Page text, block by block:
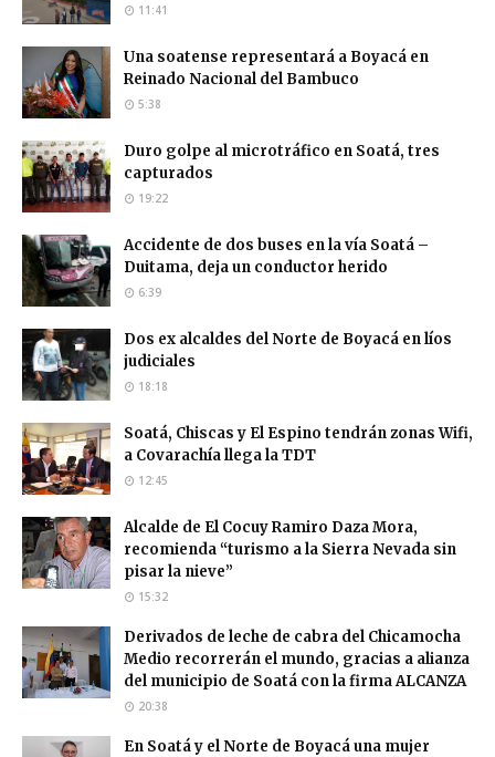
11:41
Una soatense representará a Boyacá en
Reinado Nacional del Bambuco
5:38
Duro golpe al microtráfico en Soatá, tres
capturados
19:22
Accidente de dos buses en la vía Soatá –
Duitama, deja un conductor herido
6:39
Dos ex alcaldes del Norte de Boyacá en líos
judiciales
18:18
Soatá, Chiscas y El Espino tendrán zonas Wifi,
a Covarachía llega la TDT
12:45
Alcalde de El Cocuy Ramiro Daza Mora,
recomienda “turismo a la Sierra Nevada sin
pisar la nieve”
15:32
Derivados de leche de cabra del Chicamocha
Medio recorrerán el mundo, gracias a alianza
del municipio de Soatá con la firma ALCANZA
20:38
En Soatá y el Norte de Boyacá una mujer